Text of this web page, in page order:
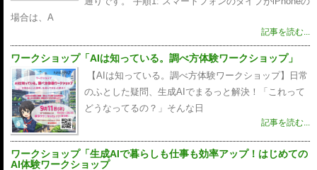
場合は、A
記事を読む...
ワークショップ「AIは知っている。調べ方体験ワークショップ」
【AIは知っている。調べ方体験ワークショップ】日常
のふとした疑問、生成AIでまるっと解決！「これって
どうなってるの？」そんな日
記事を読む...
ワークショップ「生成AIで暮らしも仕事も効率アップ！はじめての
AI体験ワークショップ